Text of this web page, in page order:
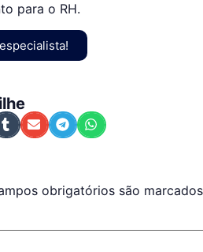
para o RH.
obrigatórios são